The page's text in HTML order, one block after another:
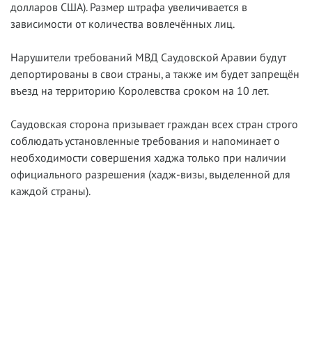
долларов США). Размер штрафа увеличивается в
зависимости от количества вовлечённых лиц.
Нарушители требований МВД Саудовской Аравии будут
депортированы в свои страны, а также им будет запрещён
въезд на территорию Королевства сроком на 10 лет.
Саудовская сторона призывает граждан всех стран строго
соблюдать установленные требования и напоминает о
необходимости совершения хаджа только при наличии
официального разрешения (хадж-визы, выделенной для
каждой страны).